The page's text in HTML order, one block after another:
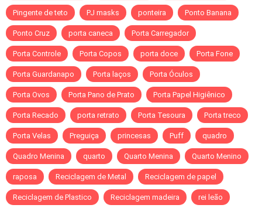
Pingente de teto PJ masks ponteira Ponto Banana
Ponto Cruz porta caneca Porta Carregador
Porta Controle Porta Copos porta doce Porta Fone
Porta Guardanapo Porta laços Porta Óculos
Porta Ovos Porta Pano de Prato Porta Papel Higiênico
Porta Recado porta retrato Porta Tesoura Porta treco
Porta Velas Preguiça princesas Puff quadro
Quadro Menina quarto Quarto Menina Quarto Menino
raposa Reciclagem de Metal Reciclagem de papel
Reciclagem de Plastico Reciclagem madeira rei leão